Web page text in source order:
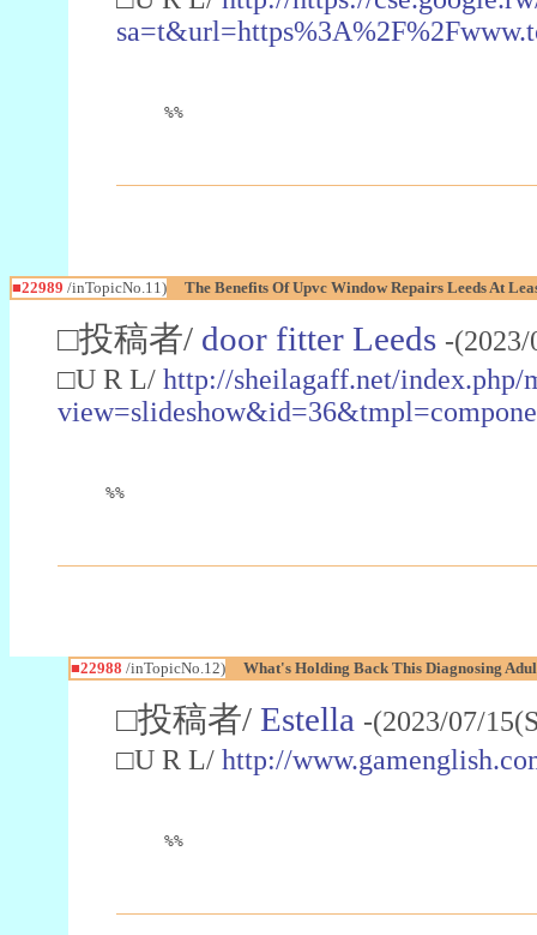
%%
■22989 /inTopicNo.11) The Benefits Of Upvc Window Repairs Leeds At
□投稿者/ door fitter Leeds -
□U R L/ http://sheilagaff.net/index.php/
%%
■22988 /inTopicNo.12) What's Holding Back This Diagnosing
□投稿者/ Estella -(2023/07/
□U R L/ http://
%%